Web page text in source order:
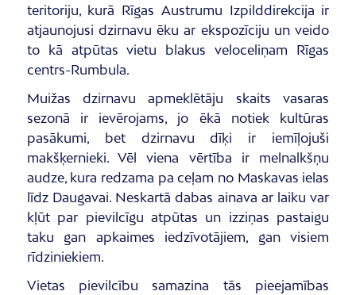
teritoriju, kurā Rīgas Austrumu Izpilddirekcija ir
atjaunojusi dzirnavu ēku ar ekspozīciju un veido
to kā atpūtas vietu blakus veloceliņam Rīgas
centrs-Rumbula.
Muižas dzirnavu apmeklētāju skaits vasaras
sezonā ir ievērojams, jo ēkā notiek kultūras
pasākumi, bet dzirnavu dīķi ir iemīļojuši
makšķernieki. Vēl viena vērtība ir melnalkšņu
audze, kura redzama pa ceļam no Maskavas ielas
līdz Daugavai. Neskartā dabas ainava ar laiku var
kļūt par pievilcīgu atpūtas un izziņas pastaigu
taku gan apkaimes iedzīvotājiem, gan visiem
rīdziniekiem.
Vietas pievilcību samazina tās pieejamības